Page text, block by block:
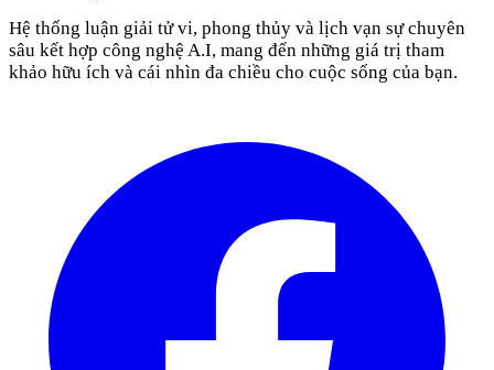
Hệ thống luận giải tử vi, phong thủy và lịch vạn sự chuyên
sâu kết hợp công nghệ A.I, mang đến những giá trị tham
khảo hữu ích và cái nhìn đa chiều cho cuộc sống của bạn.